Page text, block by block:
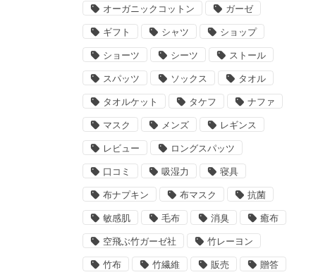
オーガニックコットン ガーゼ
ギフト シャツ ショップ
ショーツ シーツ ストール
スパッツ ソックス タオル
タオルケット タケフ ナファ
マスク メンズ レギンス
レビュー ロングスパッツ
口コミ 吸湿力 寝具
布ナプキン 布マスク 抗菌
敏感肌 毛布 消臭 癒布
空飛ぶ竹ガーゼ社 竹レーヨン
竹布 竹繊維 販売 贈答